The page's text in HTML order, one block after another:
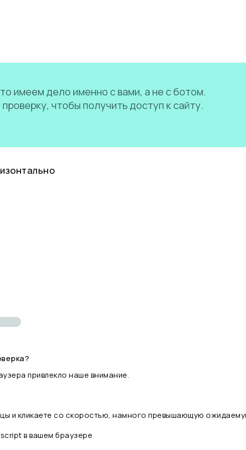
имеем дело именно с вами, а не с ботом.
чтобы получить доступ к сайту.
привлекло наше внимание.
и кликаете со скоростью, намного превышающую
в вашем браузере